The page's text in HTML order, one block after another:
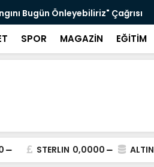
Bugün Önleyebiliriz" Çağrısı
SPOR MAGAZİN EĞİTİM
STERLIN 0,0000 ALTIN